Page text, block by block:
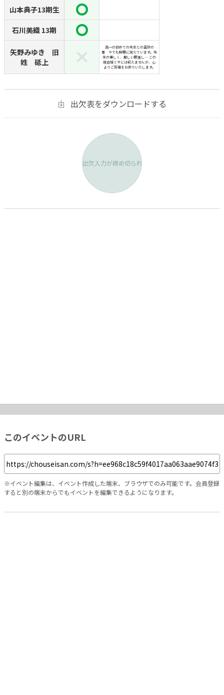
山本典子13期生
石川美織 13期
矢野みゆき 旧
姓 砥上
高一の初めての先生との面談の
事 今でも鮮明に覚えています。先
生の優しく、厳しい眼差し… この
度追悼ミサには伺えませんが、心
よりご冥福をお祈りいたします。
出欠表をダウンロードする
このイベントのURL
※イベント編集は、イベント作成した端末、ブラウザでのみ可能です。会員登録
すると別の端末からでもイベントを編集できるようになります。